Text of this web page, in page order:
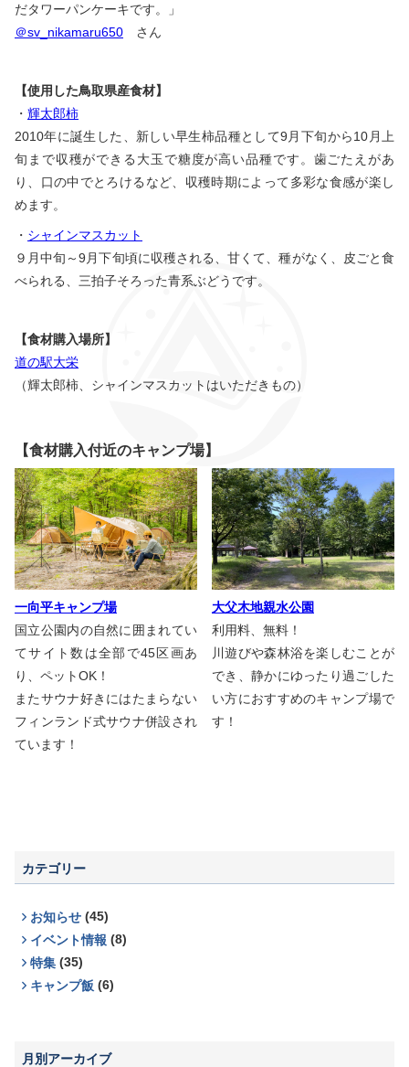
だタワーパンケーキです。」
＠sv_nikamaru650 さん
【使用した鳥取県産食材】
・ 輝太郎柿
2010年に誕生した、新しい早生柿品種として9月下旬から10月上
旬まで収穫ができる大玉で糖度が高い品種です。歯ごたえがあ
り、口の中でとろけるなど、収穫時期によって多彩な食感が楽し
めます。
・ シャインマスカット
９月中旬～9月下旬頃に収穫される、甘くて、種がなく、皮ごと食
べられる、三拍子そろった青系ぶどうです。
【食材購入場所】
道の駅大栄
（輝太郎柿、シャインマスカットはいただきもの）
【食材購入付近のキャンプ場】
一向平キャンプ場
国立公園内の自然に囲まれてい
てサイト数は全部で45区画あ
り、ペットOK！
またサウナ好きにはたまらない
フィンランド式サウナ併設され
ています！
大父木地親水公園
利用料、無料！
川遊びや森林浴を楽しむことが
でき、静かにゆったり過ごした
い方におすすめのキャンプ場で
す！
カテゴリー
お知らせ (45)
イベント情報 (8)
特集 (35)
キャンプ飯 (6)
月別アーカイブ